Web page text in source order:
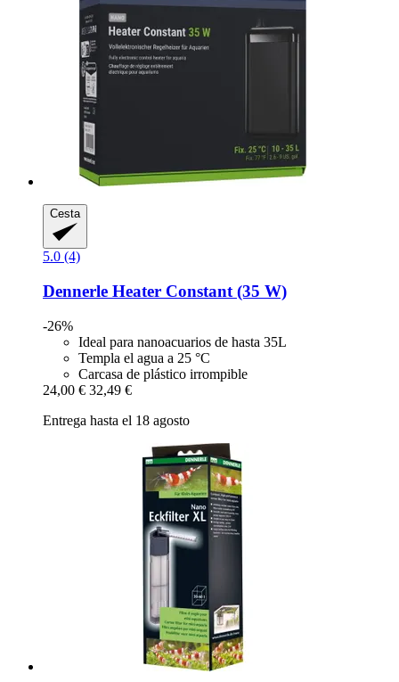
Cesta
5.0 (4)
Dennerle Heater Constant (35 W)
-26%
Ideal para nanoacuarios de hasta 35L
Templa el agua a 25 °C
Carcasa de plástico irrompible
24,00 € 32,49 €
Entrega hasta el 18 agosto